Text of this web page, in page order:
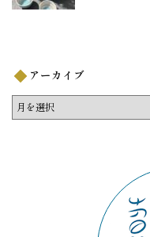
アーカイブ
ア
ー